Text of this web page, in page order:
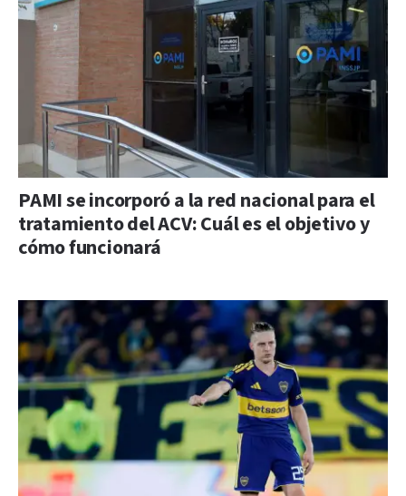
PAMI se incorporó a la red nacional para el
tratamiento del ACV: Cuál es el objetivo y
cómo funcionará